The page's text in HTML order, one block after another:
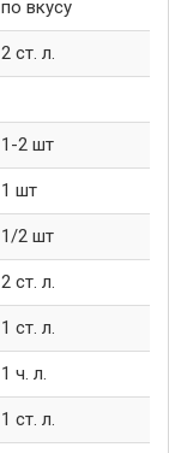
по вкусу
2 ст. л.
1-2 шт
1 шт
1/2 шт
2 ст. л.
1 ст. л.
1 ч. л.
1 ст. л.